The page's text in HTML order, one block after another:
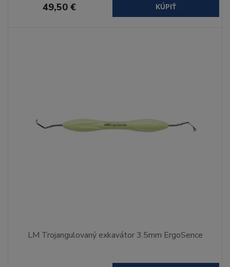
49,50 € KÚPIŤ
LM Trojangulovaný exkavátor 3.5mm ErgoSence